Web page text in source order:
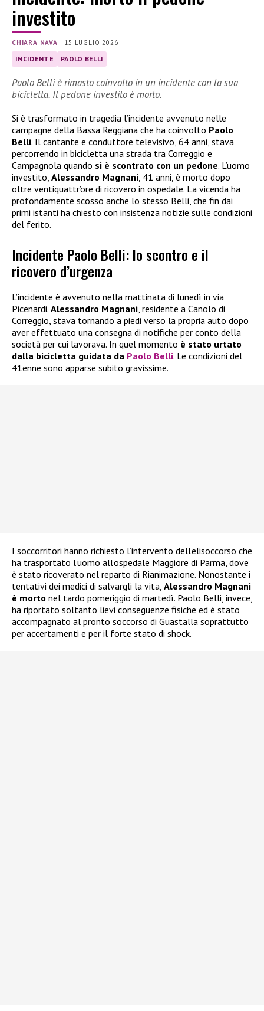
investito
CHIARA NAVA | 15 LUGLIO 2026
INCIDENTE PAOLO BELLI
Paolo Belli è rimasto coinvolto in un incidente con la sua
bicicletta. Il pedone investito è morto.
Si è trasformato in tragedia l’incidente avvenuto nelle
campagne della Bassa Reggiana che ha coinvolto Paolo
Belli. Il cantante e conduttore televisivo, 64 anni, stava
percorrendo in bicicletta una strada tra Correggio e
Campagnola quando si è scontrato con un pedone. L’uomo
investito, Alessandro Magnani, 41 anni, è morto dopo
oltre ventiquattr’ore di ricovero in ospedale. La vicenda ha
profondamente scosso anche lo stesso Belli, che fin dai
primi istanti ha chiesto con insistenza notizie sulle condizioni
del ferito.
Incidente Paolo Belli: lo scontro e il
ricovero d’urgenza
L’incidente è avvenuto nella mattinata di lunedì in via
Picenardi. Alessandro Magnani , residente a Canolo di
Correggio, stava tornando a piedi verso la propria auto dopo
aver effettuato una consegna di notifiche per conto della
società per cui lavorava. In quel momento è stato urtato
dalla bicicletta guidata da Paolo Belli. Le condizioni del
41enne sono apparse subito gravissime.
I soccorritori hanno richiesto l’intervento dell’elisoccorso che
ha trasportato l’uomo all’ospedale Maggiore di Parma, dove
è stato ricoverato nel reparto di Rianimazione. Nonostante i
tentativi dei medici di salvargli la vita, Alessandro Magnani
è morto nel tardo pomeriggio di martedì. Paolo Belli, invece,
ha riportato soltanto lievi conseguenze fisiche ed è stato
accompagnato al pronto soccorso di Guastalla soprattutto
per accertamenti e per il forte stato di shock.